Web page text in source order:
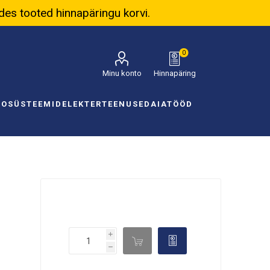
tooted hinnapäringu korvi.
Minu konto Hinnapäring
0
ELEKTERTEENUSEDAIATÖÖD
i
h
d 